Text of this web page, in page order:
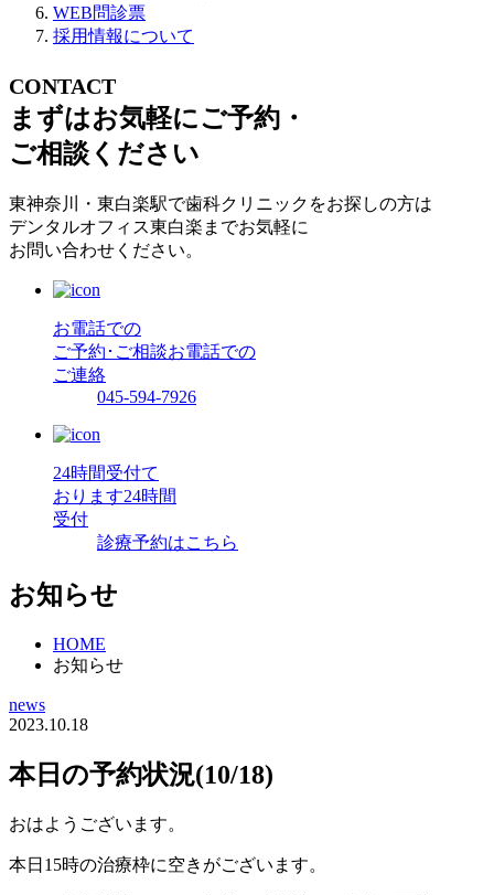
WEB問診票
採用情報について
CONTACT
まずはお気軽にご予約・
ご相談ください
東神奈川・東白楽駅で歯科クリニックをお探しの方は
デンタルオフィス東白楽までお気軽に
お問い合わせください。
お電話での
ご予約･ご相談お電話での
ご連絡
045-594-7926
24時間受付て
おります24時間
受付
診療予約はこちら
お知らせ
HOME
お知らせ
news
2023.10.18
本日の予約状況(10/18)
おはようございます。
本日15時の治療枠に空きがございます。